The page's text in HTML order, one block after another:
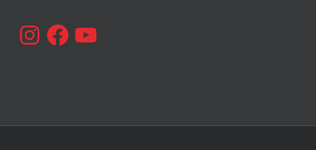
InstagramFacebookYouTube